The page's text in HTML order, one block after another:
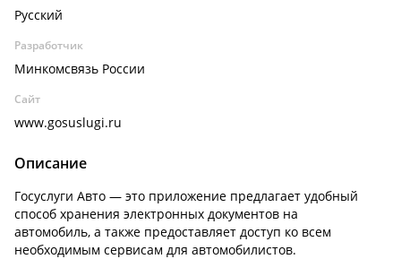
Русский
Разработчик
Минкомсвязь России
Сайт
www.gosuslugi.ru
Описание
Госуслуги Авто — это приложение предлагает удобный
способ хранения электронных документов на
автомобиль, а также предоставляет доступ ко всем
необходимым сервисам для автомобилистов.